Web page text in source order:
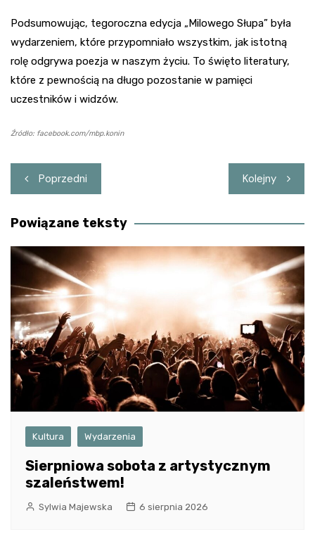
Podsumowując, tegoroczna edycja „Milowego Słupa” była
wydarzeniem, które przypomniało wszystkim, jak istotną
rolę odgrywa poezja w naszym życiu. To święto literatury,
które z pewnością na długo pozostanie w pamięci
uczestników i widzów.
Źródło: facebook.com/mbp.konin
Nawigacja
wpisu
Poprzedni Kolejny
Powiązane teksty
Kultura Wydarzenia
Sierpniowa sobota z artystycznym
szaleństwem!
Sylwia Majewska 6 sierpnia 2026